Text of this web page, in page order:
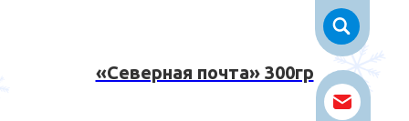
«Северная почта» 300гр